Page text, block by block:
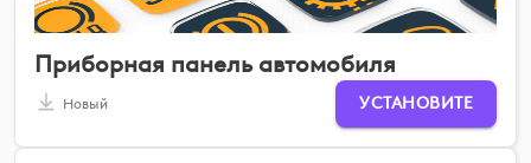
Приборная панель автомобиля
Новый УСТАНОВИТЕ